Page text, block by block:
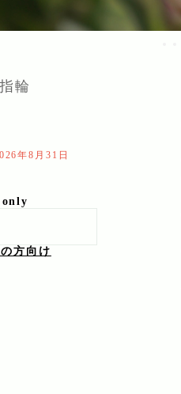
輪
年8月31日
方向け